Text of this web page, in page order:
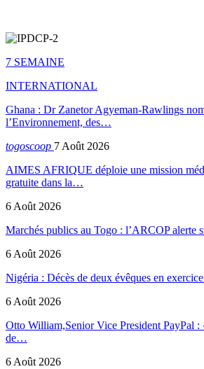
7 SEMAINE
INTERNATIONAL
Ghana : Dr Zanetor Agyeman-Rawlings
l’Environnement, des…
togoscoop 7 Août 2026
AIMES AFRIQUE déploie une mission
gratuite dans la…
6 Août 2026
Marchés publics au Togo : l’ARCOP alerte
6 Août 2026
Nigéria : Décès de deux évêques en
6 Août 2026
Otto William,Senior Vice President PayPal :
de…
6 Août 2026